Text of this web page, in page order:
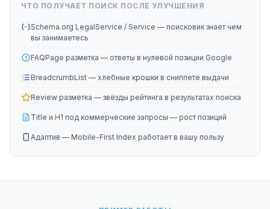
ЧТО ПОЛУЧАЕТ ПОИСК ПОСЛЕ УЛУЧШЕНИЯ
Schema.org LegalService / Service — поисковик знает чем
вы занимаетесь
FAQPage разметка — ответы в нулевой позиции Google
BreadcrumbList — хлебные крошки в сниппете выдачи
Review разметка — звёзды рейтинга в результатах поиска
Title и H1 под коммерческие запросы — рост позиций
Адаптив — Mobile-First Index работает в вашу пользу